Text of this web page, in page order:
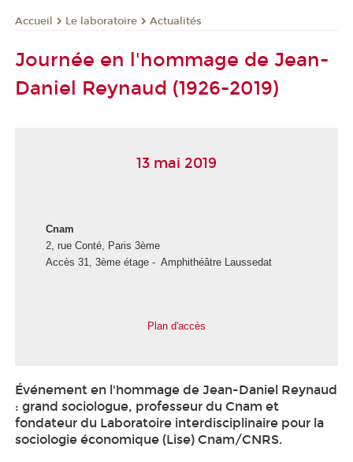
Accueil Le laboratoire Actualités
Journée en l'hommage de Jean-
Daniel Reynaud (1926-2019)
13 mai 2019
Cnam
2, rue Conté, Paris 3ème
Accès 31, 3ème étage - Amphithéâtre Laussedat
Plan d'accès
Événement en l'hommage de Jean-Daniel Reynaud
: grand sociologue, professeur du Cnam et
fondateur du Laboratoire interdisciplinaire pour la
sociologie économique (Lise) Cnam/CNRS.